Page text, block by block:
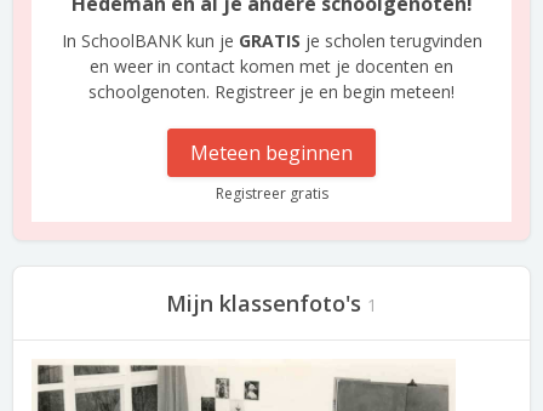
In SchoolBANK kun je GRATIS je scholen terugvinden
en weer in contact komen met je docenten en
schoolgenoten. Registreer je en begin meteen!
Meteen beginnen
Registreer gratis
Mijn klassenfoto's 1